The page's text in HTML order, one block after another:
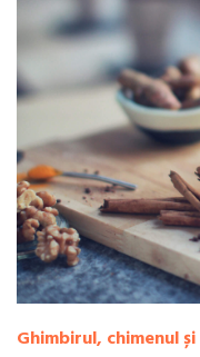
Ghimbirul, chimenul